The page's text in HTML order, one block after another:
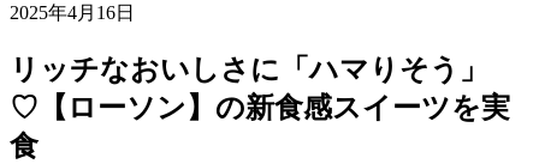
2025年4月16日
リッチなおいしさに「ハマりそう」
♡【ローソン】の新食感スイーツを実
食